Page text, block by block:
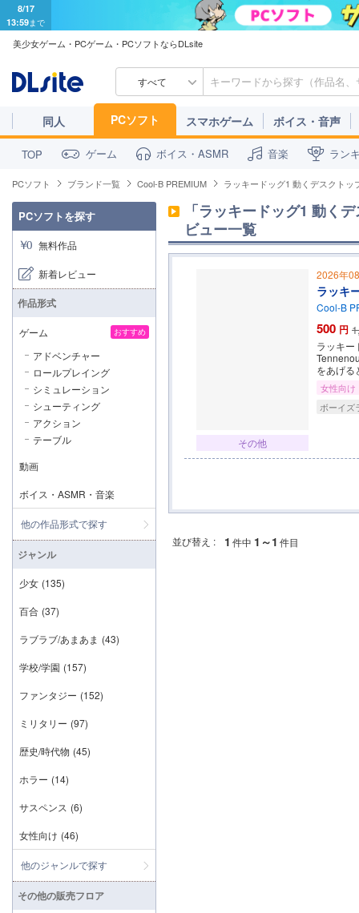
8/17
13:59まで
美少女ゲーム・PCゲーム・PCソフトならDLsite
すべて
同人 PCソフト スマホゲーム ボイス・音声
TOP ゲーム ボイス・ASMR 音楽 ラン
PCソフト ブランド一覧 Cool-B PREMIUM ラッキードッグ1 動くデスクトッ
「ラッキードッグ1 動く
ビュー一覧
その他
2026年
ラッキ
Cool-B
500 円
ラッキー
をあげる
女性向け
ボーイズ
並び替え : 1 件中 1～1 件目
PCソフトを探す
無料作品
新着レビュー
作品形式
ゲーム おすすめ
アドベンチャー
ロールプレイング
シミュレーション
シューティング
アクション
テーブル
動画
ボイス・ASMR・音楽
他の作品形式で探す
ジャンル
少女 (135)
百合 (37)
ラブラブ/あまあま (43)
学校/学園 (157)
ファンタジー (152)
ミリタリー (97)
歴史/時代物 (45)
ホラー (14)
サスペンス (6)
女性向け (46)
他のジャンルで探す
その他の販売フロア